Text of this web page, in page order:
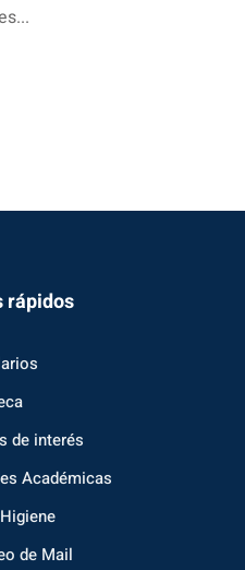
rápidos
de interés
Académicas
de Mail